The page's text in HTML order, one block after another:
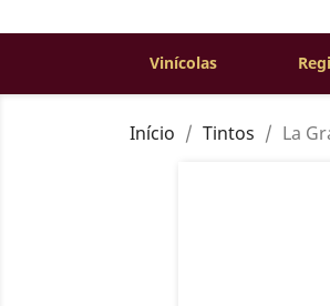
Vinícolas
Início Tintos La